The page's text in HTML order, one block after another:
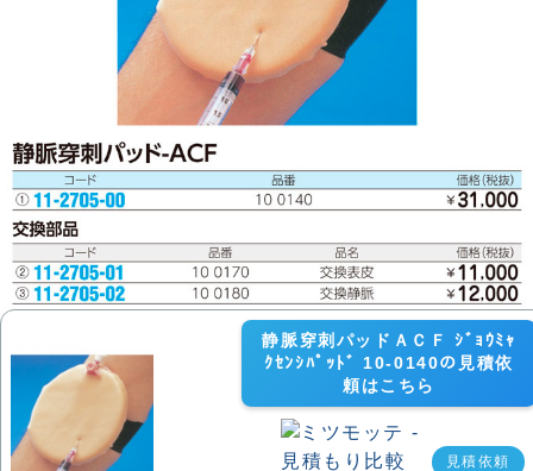
静脈穿刺パッドＡＣＦ ｼﾞｮｳﾐｬ
ｸｾﾝｼﾊﾟｯﾄﾞ 10-0140の見積依
頼はこちら
見積依頼